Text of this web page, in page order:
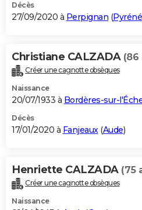
Décès
27/09/2020 à Perpignan (
Christiane CALZADA (86
Créer une cagnotte obsèques
Naissance
20/07/1933 à Bordères-sur-
Décès
17/01/2020 à Fanjeaux(Aude)
Henriette CALZADA (75
Créer une cagnotte obsèques
Naissance